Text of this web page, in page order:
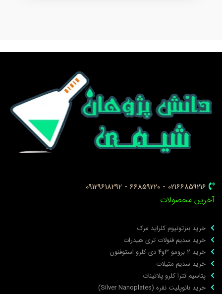
02166859216 - 66859220 - 09129618292
محصولات
خرید بنزتونیوم کلراید مرک
خرید سدیم فنولات تری هیدرات
خرید ۲ برومو ۳و۴ دی‌ کلرو استوفنون
خرید سدیم متیلات
پتاسیم تترا کلرو پلاتینات
خرید نانوپلیت نقره (Silver Nanoplates)